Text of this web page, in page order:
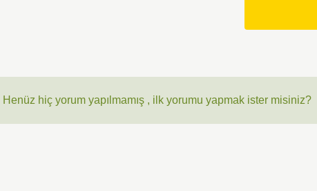
Henüz hiç yorum yapılmamış , ilk yorumu yapmak ister misiniz?